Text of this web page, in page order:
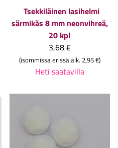
Tsekkiläinen lasihelmi
särmikäs 8 mm neonvihreä,
20 kpl
3,68 €
(isommissa erissä alk. 2,95 €)
Heti saatavilla